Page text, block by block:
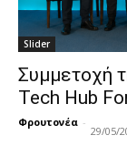
Slider
Συμμετοχή
Tech Hub
Φρουτονέα -
29/05/